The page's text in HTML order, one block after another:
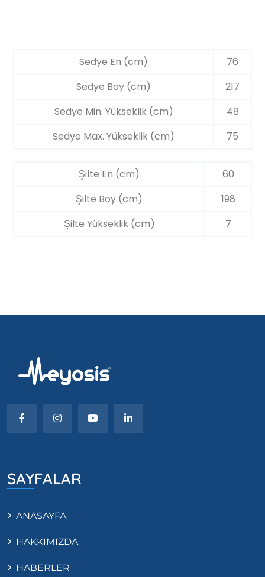
Sedye En (cm)
76
Sedye Boy (cm)
217
Sedye Min. Yükseklik (cm)
48
Sedye Max. Yükseklik (cm)
75
Şilte En (cm)
60
Şilte Boy (cm)
198
Şilte Yükseklik (cm)
7
SAYFALAR
ANASAYFA
HAKKIMIZDA
HABERLER